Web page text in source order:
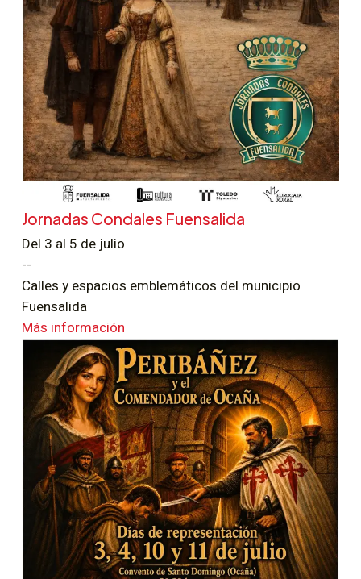
Jornadas Condales Fuensalida
Del 3 al 5 de julio
--
Calles y espacios emblemáticos del municipio
Fuensalida
Más información